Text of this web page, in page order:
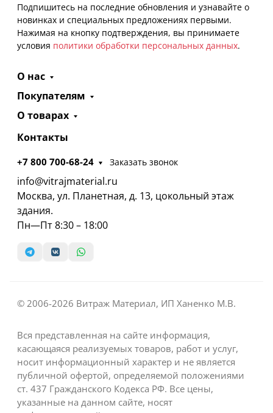
Подпишитесь на последние обновления и узнавайте о
новинках и специальных предложениях первыми.
Нажимая на кнопку подтверждения, вы принимаете
условия политики обработки персональных данных.
О нас
Покупателям
О товарах
Контакты
+7 800 700-68-24 Заказать звонок
info@vitrajmaterial.ru
Москва, ул. Планетная, д. 13, цокольный этаж
здания.
Пн—Пт 8:30 – 18:00
© 2006-2026 Витраж Материал, ИП Ханенко М.В.
Вся представленная на сайте информация,
касающаяся реализуемых товаров, работ и услуг,
носит информационный характер и не является
публичной офертой, определяемой положениями
ст. 437 Гражданского Кодекса РФ. Все цены,
указанные на данном сайте, носят